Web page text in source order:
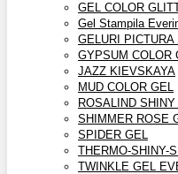
GEL COLOR
Gel Stampila
GELURI PICTURA
GYPSUM COLOR
JAZZ KIEVSKAYA
MUD COLOR GEL
ROSALIND
SHIMMER ROSE
SPIDER GEL
THERMO-SHINY-
TWINKLE GEL